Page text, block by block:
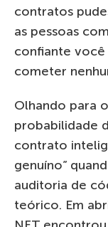
contratos
as pessoas
confiante você
cometer
Olhando para
probabilidade
contrato
genuíno”
auditoria de
teórico. Em